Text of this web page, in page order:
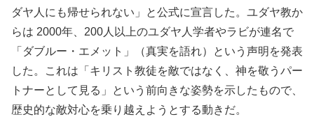
ダヤ人にも帰せられない」と公式に宣言した。ユダヤ教か
らは 2000年、200人以上のユダヤ人学者やラビが連名で
「ダブルー・エメット」（真実を語れ）という声明を発表
した。これは「キリスト教徒を敵ではなく、神を敬うパー
トナーとして見る」という前向きな姿勢を示したもので、
歴史的な敵対心を乗り越えようとする動きだ。